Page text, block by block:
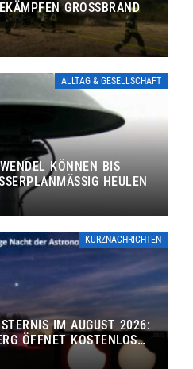
GROSSBRAND B
ALLTAG & GESELLSCHAFT
KÖNNEN BIS
HEULEN
KURZNACHRICHTEN
IM AUGUST 2026:
ÖFFNET KOSTENLOS